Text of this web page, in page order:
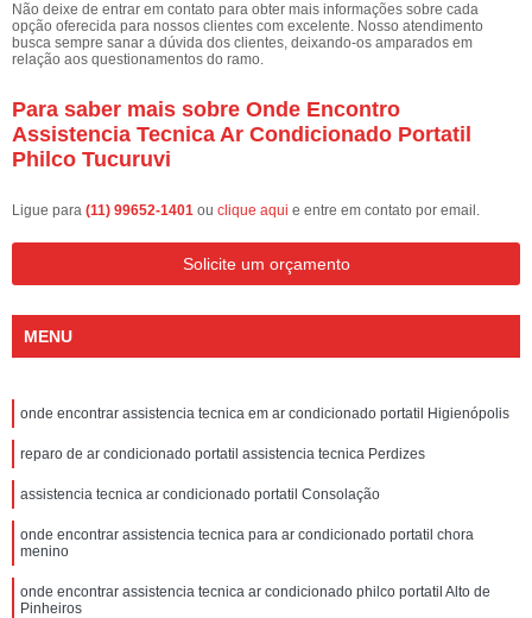
Não deixe de entrar em contato para obter mais informações sobre cada
opção oferecida para nossos clientes com excelente. Nosso atendimento
busca sempre sanar a dúvida dos clientes, deixando-os amparados em
relação aos questionamentos do ramo.
Para saber mais sobre Onde Encontro
Assistencia Tecnica Ar Condicionado Portatil
Philco Tucuruvi
Ligue para (11) 99652-1401 ou clique aqui e entre em contato por email.
Solicite um orçamento
MENU
onde encontrar assistencia tecnica em ar condicionado portatil Higienópolis
reparo de ar condicionado portatil assistencia tecnica Perdizes
assistencia tecnica ar condicionado portatil Consolação
onde encontrar assistencia tecnica para ar condicionado portatil chora
menino
onde encontrar assistencia tecnica ar condicionado philco portatil Alto de
Pinheiros